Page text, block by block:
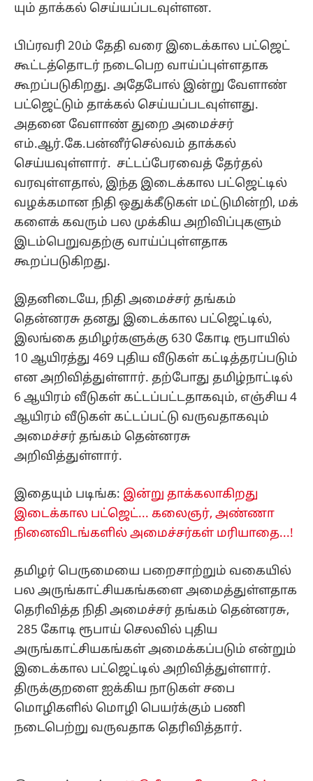
யும் தாக்கல் செய்​யப்​படவுள்ளன.
பிப்​ரவரி 20ம் தேதி வரை இடைக்கால பட்ஜெட்
கூட்டத்தொடர் நடை​பெற வாய்ப்​புள்​ள​தாக
கூறப்​படு​கிறது. அதேபோல் இன்று வேளாண்
பட்ஜெட்டும் தாக்கல் செய்யப்படவுள்ளது.
அதனை வேளாண் துறை அமைச்சர்
எம்.ஆர்.கே.பன்னீர்செல்வம் தாக்கல்
செய்யவுள்ளார். சட்​டப்​பேர​வைத் தேர்​தல்
வரவுள்​ள​தால், இந்த இடைக்​கால பட்​ஜெட்​டில்
வழக்​க​மான நிதி ஒதுக்​கீடு​கள் மட்​டுமின்​றி, மக்​
களைக் கவரும் பல முக்​கிய அறி​விப்​பு​களும்
இடம்​பெறு​வதற்கு வாய்ப்​புள்​ளதாக
கூறப்படுகிறது.
இதனிடையே, நிதி அமைச்சர் தங்கம்
தென்னரசு தனது இடைக்கால பட்ஜெட்டில்,
இலங்கை தமிழர்களுக்கு 630 கோடி ரூபாயில்
10 ஆயிரத்து 469 புதிய வீடுகள் கட்டித்தரப்படும்
என அறிவித்துள்ளார். தற்போது தமிழ்நாட்டில்
6 ஆயிரம் வீடுகள் கட்டப்பட்டதாகவும், எஞ்சிய 4
ஆயிரம் வீடுகள் கட்டப்பட்டு வருவதாகவும்
அமைச்சர் தங்கம் தென்னரசு
அறிவித்துள்ளார்.
இதையும் படிங்க: இன்று தாக்கலாகிறது
இடைக்கால பட்ஜெட்... கலைஞர், அண்ணா
நினைவிடங்களில் அமைச்சர்கள் மரியாதை...!
தமிழர் பெருமையை பறைசாற்றும் வகையில்
பல அருங்காட்சியகங்களை அமைத்துள்ளதாக
தெரிவித்த நிதி அமைச்சர் தங்கம் தென்னரசு,
285 கோடி ரூபாய் செலவில் புதிய
அருங்காட்சியகங்கள் அமைக்கப்படும் என்றும்
இடைக்கால பட்ஜெட்டில் அறிவித்துள்ளார்.
திருக்குறளை ஐக்கிய நாடுகள் சபை
மொழிகளில் மொழி பெயர்க்கும் பணி
நடைபெற்று வருவதாக தெரிவித்தார்.